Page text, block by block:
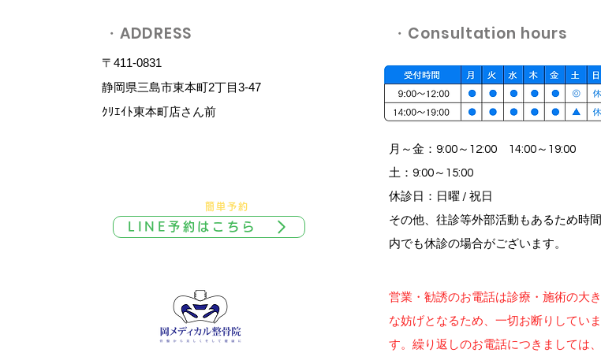
・ADDRESS
〒411-0831
静岡県三島市東本町2丁目3-47
​ｸﾘｴｲﾄ東本町店さん前
簡単予約
LINE予約はこちら
​・Consultation hours
月～金：9:00～12:00 14:00～19:00
土：9:00～15:00
​休診日：日曜 / 祝日
その他、往診等外部活動もあるため時間
内でも休診の場合がございます。
営業・勧誘のお電話は診療・施術の大き
な妨げとなるため、一切お断りしていま
す。繰り返しの​お電話につきましては、